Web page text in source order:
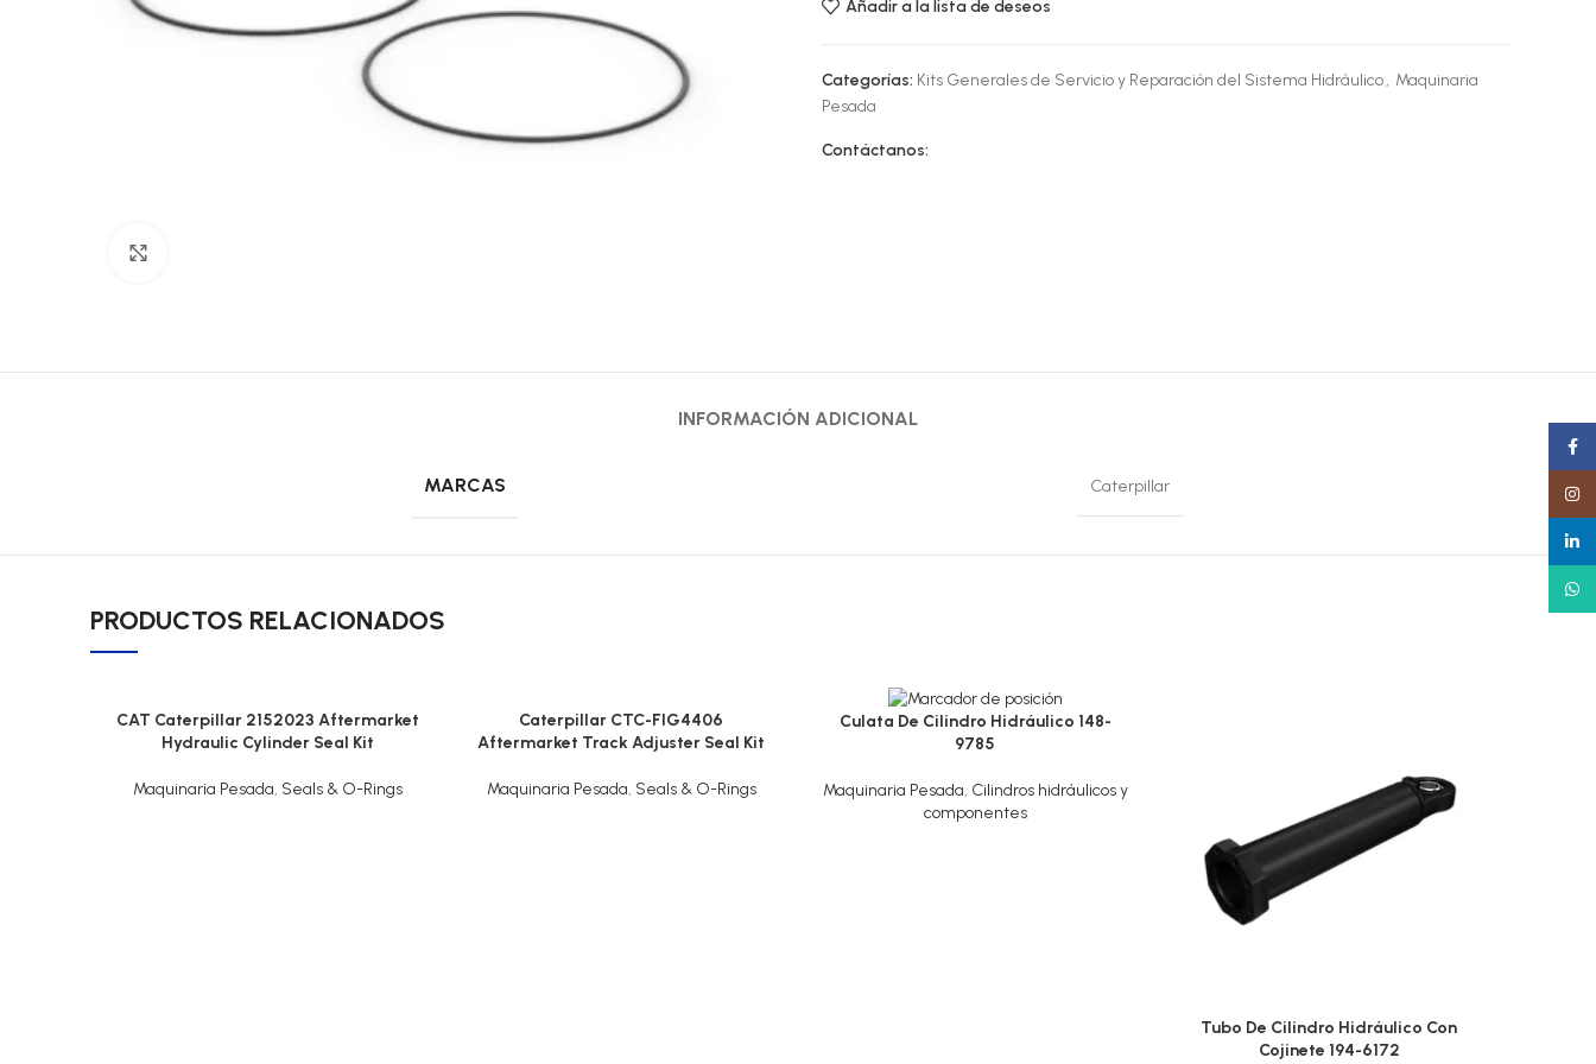
Añadir a la lista de deseos
Categorías: Kits Generales de Servicio y Reparación del Sistema Hidráulico, Maquinaria
Pesada
Contáctanos:
INFORMACIÓN ADICIONAL
MARCAS Caterpillar
PRODUCTOS RELACIONADOS
CAT Caterpillar 2152023 Aftermarket
Hydraulic Cylinder Seal Kit
Maquinaria Pesada, Seals & O-Rings
Caterpillar CTC-FIG4406
Aftermarket Track Adjuster Seal Kit
Maquinaria Pesada, Seals & O-Rings
Culata De Cilindro Hidráulico 148-
9785
Maquinaria Pesada, Cilindros hidráulicos y
componentes
Tubo De Cilindro Hidráulico Con
Cojinete 194-6172